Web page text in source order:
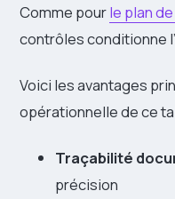
Comme pourle plan
contrôles conditionne
Voici les avantages
opérationnelle de ce
Traçabilité
précision